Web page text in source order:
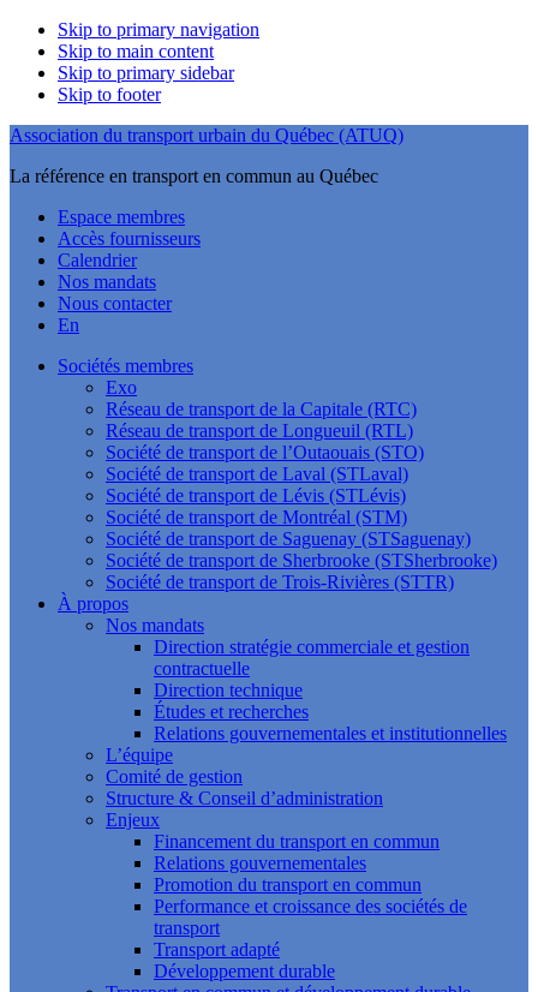
Skip to primary navigation
Skip to main content
Skip to primary sidebar
Skip to footer
Association du transport urbain du Québec (ATUQ)
La référence en transport en commun au Québec
Espace membres
Accès fournisseurs
Calendrier
Nos mandats
Nous contacter
En
Sociétés membres
Exo
Réseau de transport de la Capitale (RTC)
Réseau de transport de Longueuil (RTL)
Société de transport de l’Outaouais (STO)
Société de transport de Laval (STLaval)
Société de transport de Lévis (STLévis)
Société de transport de Montréal (STM)
Société de transport de Saguenay (STSaguenay)
Société de transport de Sherbrooke (STSherbrooke)
Société de transport de Trois-Rivières (STTR)
À propos
Nos mandats
Direction stratégie commerciale et gestion
contractuelle
Direction technique
Études et recherches
Relations gouvernementales et institutionnelles
L’équipe
Comité de gestion
Structure & Conseil d’administration
Enjeux
Financement du transport en commun
Relations gouvernementales
Promotion du transport en commun
Performance et croissance des sociétés de
transport
Transport adapté
Développement durable